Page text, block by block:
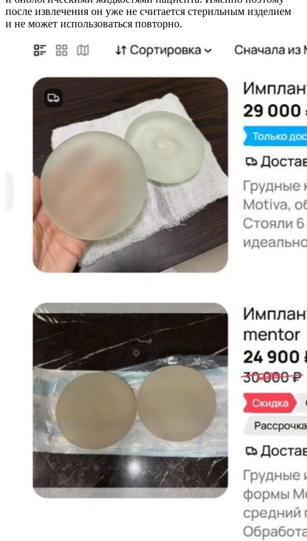
после извлечения он уже не считается стерильным изделием
и не может использоваться повторно.